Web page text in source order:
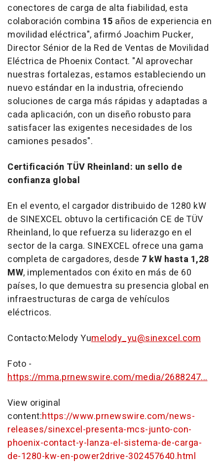
conectores de carga de alta fiabilidad, esta
colaboración combina 15 años de experiencia en
movilidad eléctrica", afirmó Joachim Pucker,
Director Sénior de la Red de Ventas de Movilidad
Eléctrica de Phoenix Contact. "Al aprovechar
nuestras fortalezas, estamos estableciendo un
nuevo estándar en la industria, ofreciendo
soluciones de carga más rápidas y adaptadas a
cada aplicación, con un diseño robusto para
satisfacer las exigentes necesidades de los
camiones pesados".
Certificación TÜV Rheinland: un sello de
confianza global
En el evento, el cargador distribuido de 1280 kW
de SINEXCEL obtuvo la certificación CE de TÜV
Rheinland, lo que refuerza su liderazgo en el
sector de la carga. SINEXCEL ofrece una gama
completa de cargadores, desde 7 kW hasta 1,28
MW, implementados con éxito en más de 60
países, lo que demuestra su presencia global en
infraestructuras de carga de vehículos
eléctricos.
Contacto:Melody Yumelody_yu@sinexcel.com
Foto -
https://mma.prnewswire.com/media/2688247...
View original
content:https://www.prnewswire.com/news-
releases/sinexcel-presenta-mcs-junto-con-
phoenix-contact-y-lanza-el-sistema-de-carga-
de-1280-kw-en-power2drive-302457640.html